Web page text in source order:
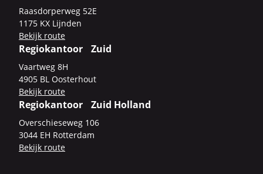
Raas­dor­per­weg 52E
1175 KX Lijn­den
Be­kijk route
Regiokantoor Zuid
Vaart­weg 8H
4905 BL Oos­ter­hout
Be­kijk route
Regiokantoor Zuid Holland
Over­schie­se­weg 106
3044 EH Rot­ter­dam
Be­kijk route